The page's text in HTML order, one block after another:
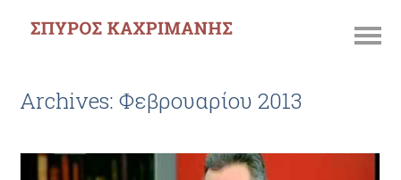
Archives: Φεβρουαρίου 2013